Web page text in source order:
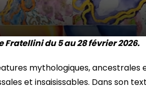
Fratellini du 5 au 28 février 2026.
mythologiques, ancestrales
et insaisissables. Dans son